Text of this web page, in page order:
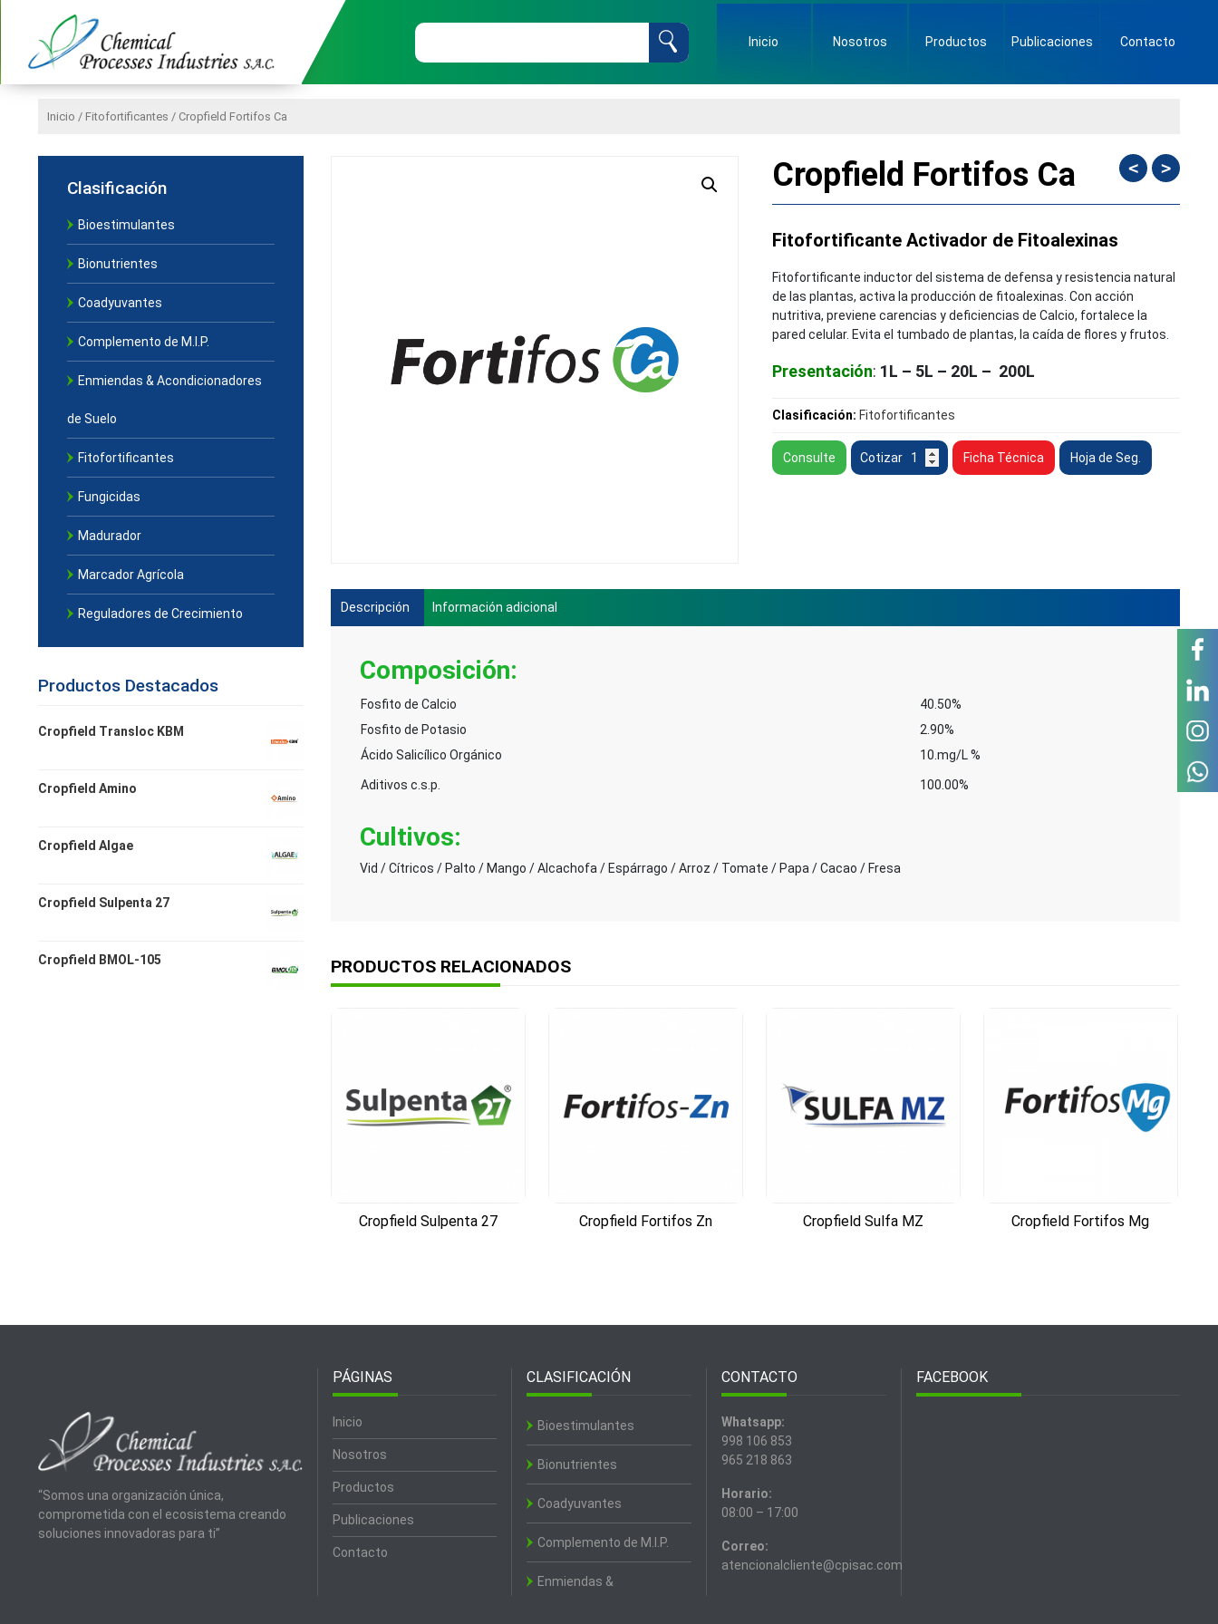
Inicio Nosotros Productos Publicaciones Contacto
Inicio / Fitofortificantes / Cropfield Fortifos Ca
Clasificación
Bioestimulantes
Bionutrientes
Coadyuvantes
Complemento de M.I.P.
Enmiendas & Acondicionadores
de Suelo
Fitofortificantes
Fungicidas
Madurador
Marcador Agrícola
Reguladores de Crecimiento
Productos Destacados
Cropfield Transloc KBM
Cropfield Amino
Cropfield Algae
Cropfield Sulpenta 27
Cropfield BMOL-105
Cropfield Fortifos Ca < >
Fitofortificante Activador de Fitoalexinas
Fitofortificante inductor del sistema de defensa y resistencia natural
de las plantas, activa la producción de fitoalexinas. Con acción
nutritiva, previene carencias y deficiencias de Calcio, fortalece la
pared celular. Evita el tumbado de plantas, la caída de flores y frutos.
Presentación: 1L – 5L – 20L – 200L
Clasificación: Fitofortificantes
CotizarCropfield
Fortifos
Consulte Ficha Técnica Hoja de Seg.
Descripción Información adicional
Composición:
Fosfito de Calcio
40.50%
Fosfito de Potasio
2.90%
Ácido Salicílico Orgánico
10.mg/L %
Aditivos c.s.p. 100.00%
Cultivos:
Vid / Cítricos / Palto / Mango / Alcachofa / Espárrago / Arroz / Tomate / Papa / Cacao / Fresa
PRODUCTOS RELACIONADOS
Cropfield Sulpenta 27 Cropfield Fortifos Zn Cropfield Sulfa MZ Cropfield Fortifos Mg
“Somos una organización única,
comprometida con el ecosistema creando
soluciones innovadoras para ti”
PÁGINAS
Inicio
Nosotros
Productos
Publicaciones
Contacto
CLASIFICACIÓN
Bioestimulantes
Bionutrientes
Coadyuvantes
Complemento de M.I.P.
Enmiendas &
CONTACTO
Whatsapp:
998 106 853
965 218 863
Horario:
08:00 – 17:00
Correo:
atencionalcliente@cpisac.com
FACEBOOK